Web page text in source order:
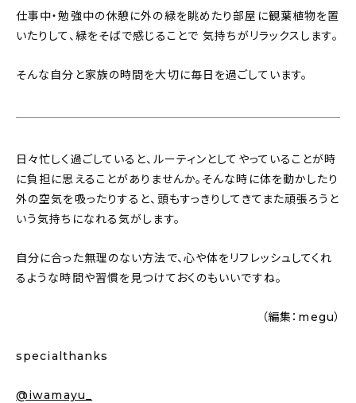
仕事中・勉強中の休憩に外の緑を眺めたり部屋に観葉植物を置
いたりして、緑をそばで感じることで 気持ちがリラックスします。
そんな自分と家族の時間を大切に毎日を過ごしています。
日々忙しく過ごしていると、ルーティンとしてやっていることが時
に負担に思えることがありませんか。そんな時に体を動かしたり
外の空気を吸ったりすると、頭もすっきりしてきてまた頑張ろうと
いう気持ちになれる気がします。
自分に合った無理のない方法で、心や体をリフレッシュしてくれ
るような時間や習慣を見つけておくのもいいですね。
（編集：megu）
specialthanks
@iwamayu_